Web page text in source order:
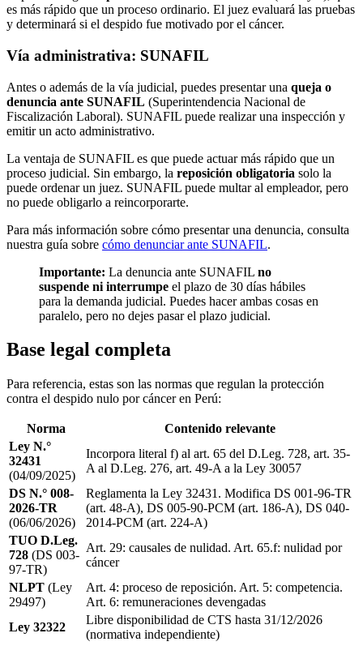
es más rápido que un proceso ordinario. El juez evaluará las pruebas
y determinará si el despido fue motivado por el cáncer.
Vía administrativa: SUNAFIL
Antes o además de la vía judicial, puedes presentar una queja o
denuncia ante SUNAFIL (Superintendencia Nacional de
Fiscalización Laboral). SUNAFIL puede realizar una inspección y
emitir un acto administrativo.
La ventaja de SUNAFIL es que puede actuar más rápido que un
proceso judicial. Sin embargo, la reposición obligatoria solo la
puede ordenar un juez. SUNAFIL puede multar al empleador, pero
no puede obligarlo a reincorporarte.
Para más información sobre cómo presentar una denuncia, consulta
nuestra guía sobre cómo denunciar ante SUNAFIL.
Importante: La denuncia ante SUNAFIL no
suspende ni interrumpe el plazo de 30 días hábiles
para la demanda judicial. Puedes hacer ambas cosas en
paralelo, pero no dejes pasar el plazo judicial.
Base legal completa
Para referencia, estas son las normas que regulan la protección
contra el despido nulo por cáncer en Perú:
Norma
Contenido relevante
Ley N.°
32431
(04/09/2025)
Incorpora literal f) al art. 65 del D.Leg. 728, art. 35-
A al D.Leg. 276, art. 49-A a la Ley 30057
DS N.° 008-
2026-TR
(06/06/2026)
Reglamenta la Ley 32431. Modifica DS 001-96-TR
(art. 48-A), DS 005-90-PCM (art. 186-A), DS 040-
2014-PCM (art. 224-A)
TUO D.Leg.
728 (DS 003-
97-TR)
Art. 29: causales de nulidad. Art. 65.f: nulidad por
cáncer
NLPT (Ley
29497)
Art. 4: proceso de reposición. Art. 5: competencia.
Art. 6: remuneraciones devengadas
Ley 32322
Libre disponibilidad de CTS hasta 31/12/2026
(normativa independiente)